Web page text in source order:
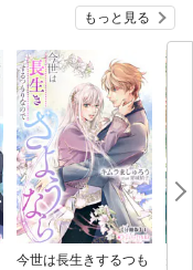
もっと見る
今世は長生きするつも